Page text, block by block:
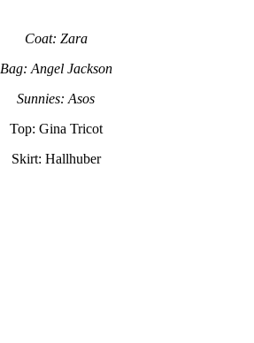
Coat: Zara
Bag: Angel Jackson
Sunnies: Asos
Top: Gina Tricot
Skirt: Hallhuber